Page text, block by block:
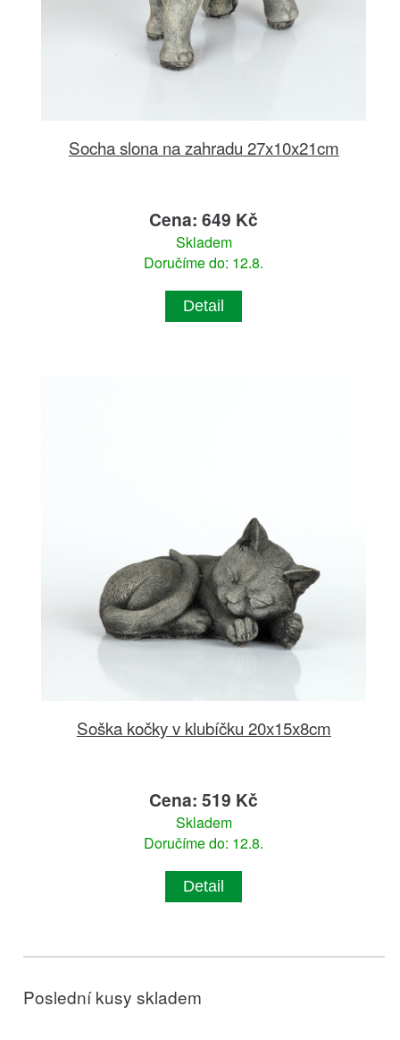
Socha slona na zahradu 27x10x21cm
Cena: 649 Kč
Skladem
Doručíme do: 12.8.
Detail
Soška kočky v klubíčku 20x15x8cm
Cena: 519 Kč
Skladem
Doručíme do: 12.8.
Detail
Poslední kusy skladem